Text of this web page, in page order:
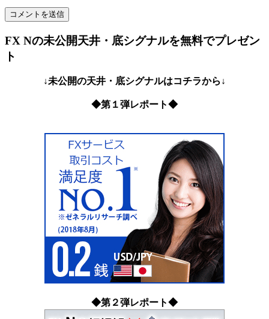
FX Nの未公開天井・底シグナルを無料でプレゼン
ト
↓未公開の天井・底シグナルはコチラから↓
◆第１弾レポート◆
◆第２弾レポート◆